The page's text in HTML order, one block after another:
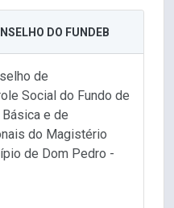
DO FUNDEB
de
Social do Fundo de
Básica e de
do Magistério
de Dom Pedro -